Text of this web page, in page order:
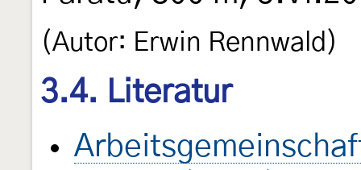
(Autor: Erwin Rennwald)
3.4. Literatur